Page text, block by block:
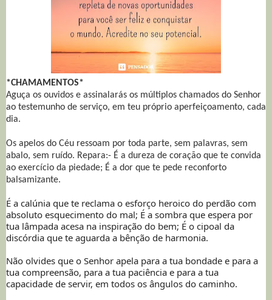
*CHAMAMENTOS*
Aguça os ouvidos e assinalarás os múltiplos chamados do Senhor
ao testemunho de serviço, em teu próprio aperfeiçoamento, cada
dia.
Os apelos do Céu ressoam por toda parte, sem palavras, sem
abalo, sem ruído. Repara:- É a dureza de coração que te convida
ao exercício da piedade; É a dor que te pede reconforto
balsamizante.
É a calúnia que te reclama o esforço heroico do perdão com
absoluto esquecimento do mal; É a sombra que espera por
tua lâmpada acesa na inspiração do bem; É o cipoal da
discórdia que te aguarda a bênção de harmonia.
Não olvides que o Senhor apela para a tua bondade e para a
tua compreensão, para a tua paciência e para a tua
capacidade de servir, em todos os ângulos do caminho.